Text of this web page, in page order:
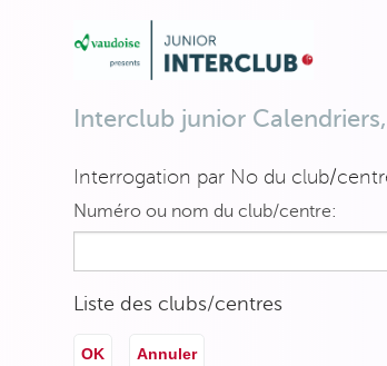
Interclub junior
Interrogation par No du club/
Numéro ou nom du club/centre:
Liste des clubs/centres
OK Annuler